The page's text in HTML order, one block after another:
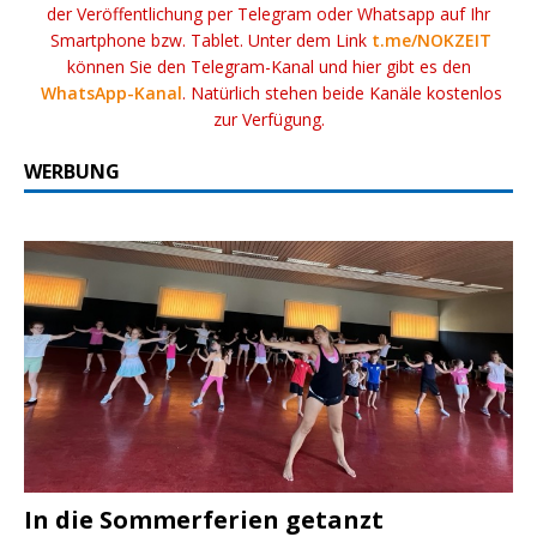
der Veröffentlichung per Telegram oder Whatsapp auf Ihr
Smartphone bzw. Tablet. Unter dem Link t.me/NOKZEIT
können Sie den Telegram-Kanal und hier gibt es den
WhatsApp-Kanal. Natürlich stehen beide Kanäle kostenlos
zur Verfügung.
WERBUNG
In die Sommerferien getanzt